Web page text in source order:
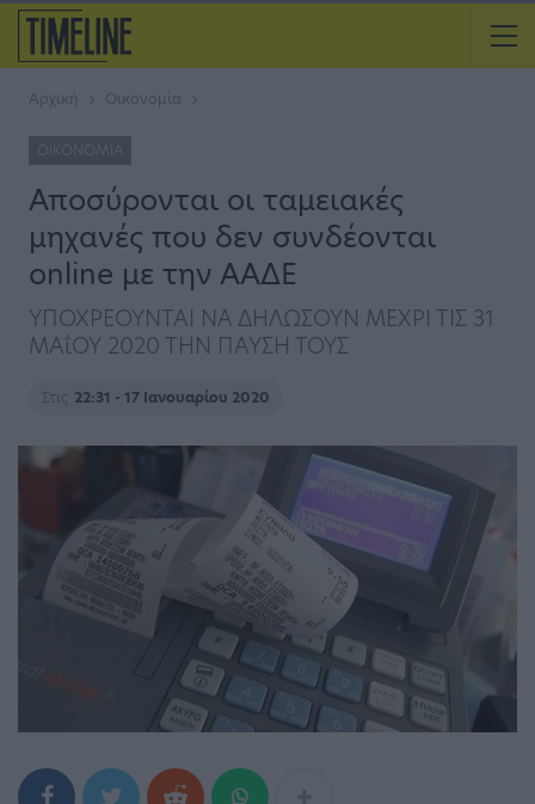
Αρχική Οικονομία
ΟΙΚΟΝΟΜΊΑ
Αποσύρονται οι ταμειακές
μηχανές που δεν συνδέονται
online με την ΑΑΔΕ
ΥΠΟΧΡΕΟΥΝΤΑΙ ΝΑ ΔΗΛΩΣΟΥΝ ΜΕΧΡΙ ΤΙΣ 31
ΜΑΐΟΥ 2020 ΤΗΝ ΠΑΥΣΗ ΤΟΥΣ
Στις 22:31 - 17 Ιανουαρίου 2020